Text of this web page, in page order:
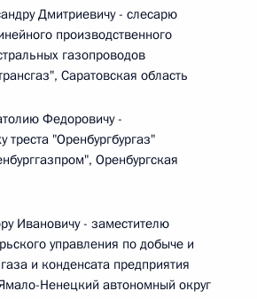
Дмитриевичу - слесарю
производственного
газопроводов
Саратовская область
Федоровичу -
"Оренбургбургаз"
Оренбургская
Ивановичу - заместителю
управления по добыче и
и конденсата предприятия
Ненецкий автономный округ